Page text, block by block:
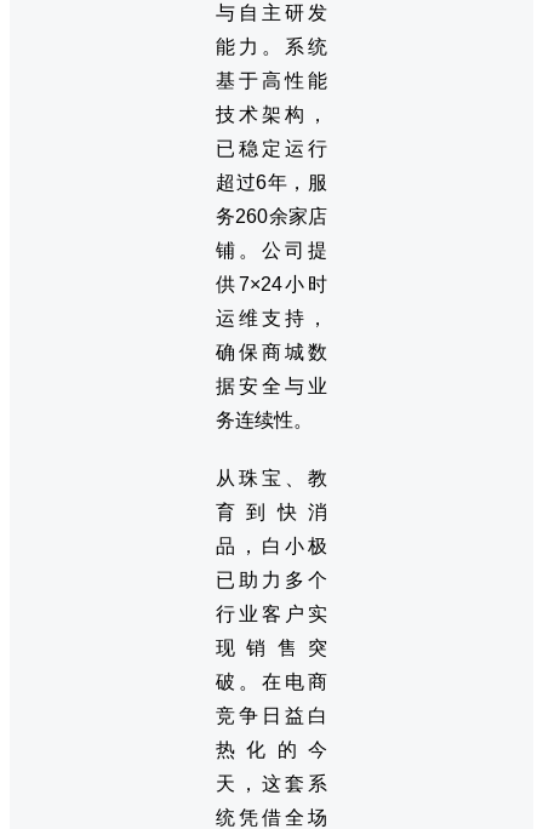
与自主研发
能力。系统
基于高性能
技术架构，
已稳定运行
超过6年，服
务260余家店
铺。公司提
供7×24小时
运维支持，
确保商城数
据安全与业
务连续性。
从珠宝、教
育到快消
品，白小极
已助力多个
行业客户实
现销售突
破。在电商
竞争日益白
热化的今
天，这套系
统凭借全场